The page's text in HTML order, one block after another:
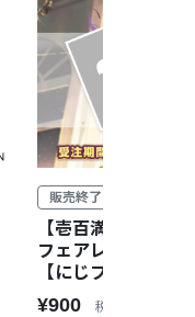
販売終了
【壱百満天原サロ
フェアレディ”】ブ
【にじフェス2025
¥900 税込